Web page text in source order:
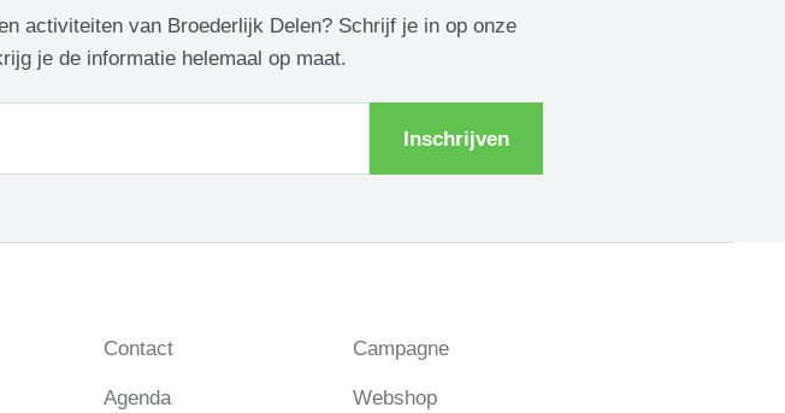
activiteiten van Broederlijk Delen? Schrijf je in op onze
je de informatie helemaal op maat.
Inschrijven
Contact
Agenda
Campagne
Webshop